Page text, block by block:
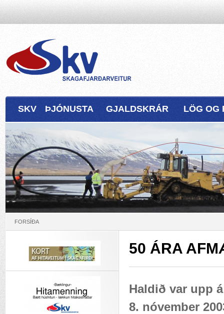
FORSÍÐA
50 ÁRA
Haldið var upp
8. nóvember
SKV ÞJÓNUSTA GJALDSKRÁR LÖG OG